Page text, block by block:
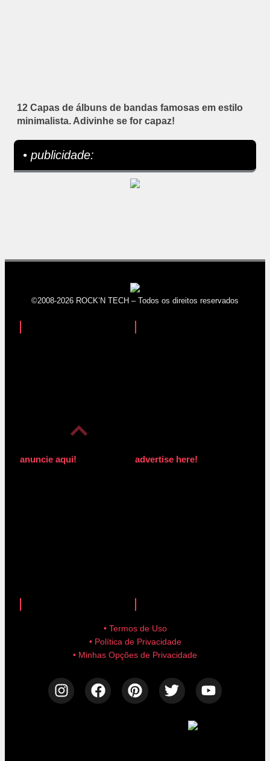
12 Capas de álbuns de bandas famosas em estilo
minimalista. Adivinhe se for capaz!
• publicidade:
©2008-2026 ROCK’N TECH – Todos os direitos reservados
anuncie aqui! advertise here!
• Termos de Uso
• Política de Privacidade
• Minhas Opções de Privacidade